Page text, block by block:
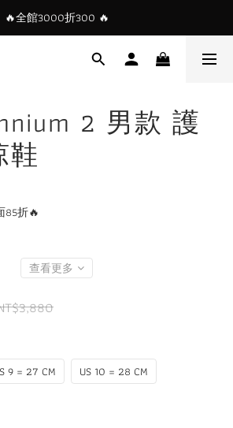
🔥全館3000折300 🔥
2 男款 護
鞋
85折🔥
查看更多
9 = 27 CM
US 10 = 28 CM